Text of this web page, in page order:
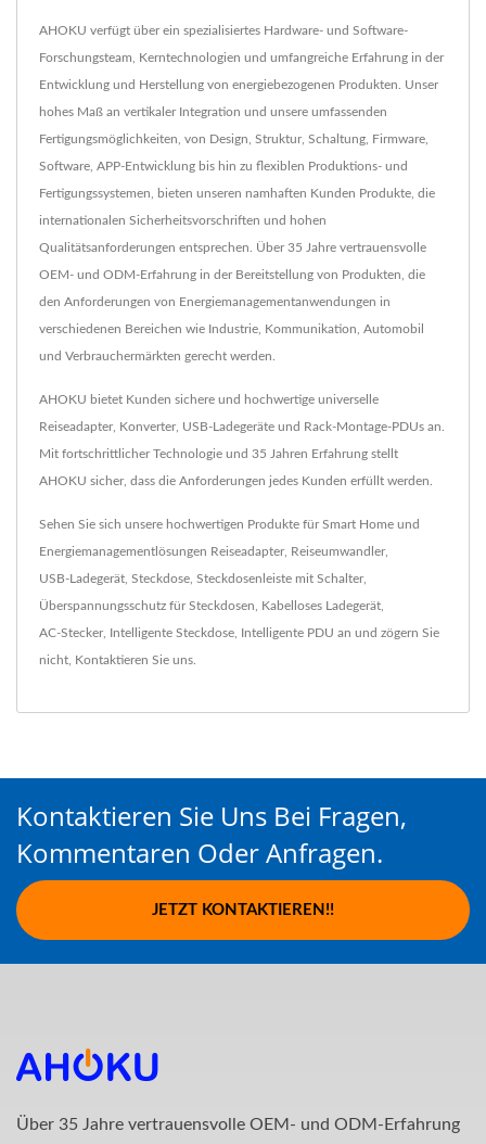
AHOKU verfügt über ein spezialisiertes Hardware- und Software-
Forschungsteam, Kerntechnologien und umfangreiche Erfahrung in der
Entwicklung und Herstellung von energiebezogenen Produkten. Unser
hohes Maß an vertikaler Integration und unsere umfassenden
Fertigungsmöglichkeiten, von Design, Struktur, Schaltung, Firmware,
Software, APP-Entwicklung bis hin zu flexiblen Produktions- und
Fertigungssystemen, bieten unseren namhaften Kunden Produkte, die
internationalen Sicherheitsvorschriften und hohen
Qualitätsanforderungen entsprechen. Über 35 Jahre vertrauensvolle
OEM- und ODM-Erfahrung in der Bereitstellung von Produkten, die
den Anforderungen von Energiemanagementanwendungen in
verschiedenen Bereichen wie Industrie, Kommunikation, Automobil
und Verbrauchermärkten gerecht werden.
AHOKU bietet Kunden sichere und hochwertige universelle
Reiseadapter, Konverter, USB-Ladegeräte und Rack-Montage-PDUs an.
Mit fortschrittlicher Technologie und 35 Jahren Erfahrung stellt
AHOKU sicher, dass die Anforderungen jedes Kunden erfüllt werden.
Sehen Sie sich unsere hochwertigen Produkte für Smart Home und
Energiemanagementlösungen Reiseadapter, Reiseumwandler,
USB-Ladegerät Steckdose Steckdosenleiste mit Schalter,
Überspannungsschutz für Steckdosen Kabelloses Ladegerät
AC-Stecker, Intelligente Steckdose Intelligente PDU an und zögern Sie
nicht, Kontaktieren Sie uns
Kontaktieren Sie Uns Bei Fragen,
Kommentaren Oder Anfragen.
JETZT KONTAKTIEREN!!
Über 35 Jahre vertrauensvolle OEM- und ODM-Erfahrung